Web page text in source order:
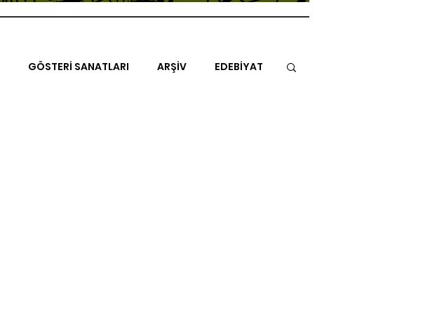
GÖSTERİ SANATLARI ARŞİV EDEBİYAT